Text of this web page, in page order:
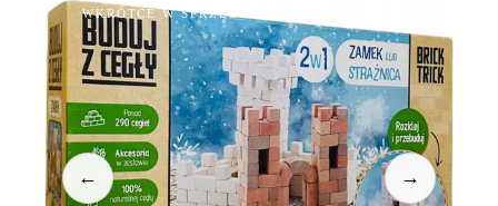
WKRÓTCE W SPRZEDAŻY
← →